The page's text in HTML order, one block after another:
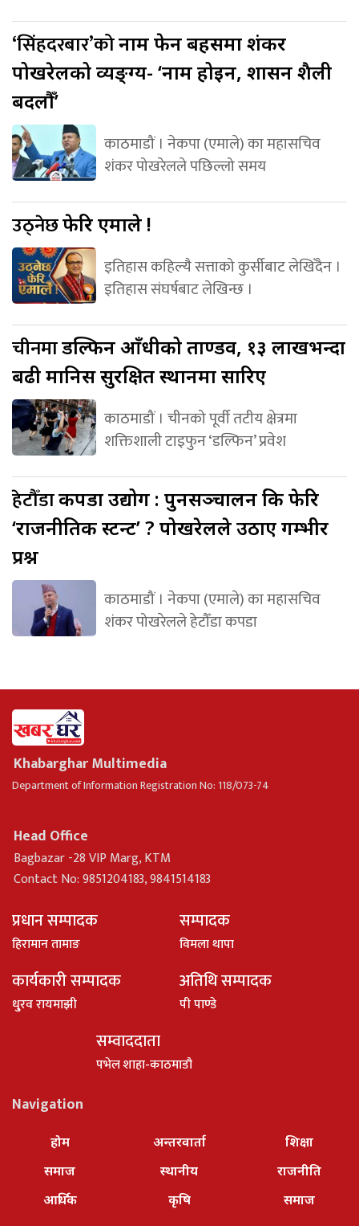
‘सिंहदरबार’कोनाम फेर्ने बहसमा शंकर
पोखरेलको व्यङ्ग्य- ‘नाम होइन, शासन शैली
बदलौँ’
काठमाडौं । नेकपा (एमाले) का महासचिव
शंकर पोखरेलले पछिल्लो समय
उठ्नेछफेरि एमाले !
इतिहास कहिल्यै सत्ताको कुर्सीबाट लेखिँदैन ।
इतिहास संघर्षबाट लेखिन्छ ।
चीनमाडल्फिन आँधीको ताण्डव, १३ लाखभन्दा
बढी मानिस सुरक्षित स्थानमा सारिए
काठमाडौं । चीनको पूर्वी तटीय क्षेत्रमा
शक्तिशाली टाइफुन ‘डल्फिन’ प्रवेश
हेटौँडाकपडा उद्योग : पुनसञ्चालन कि फेरि
‘राजनीतिक स्टन्ट’ ? पोखरेलले उठाए गम्भीर
प्रश्न
काठमाडौं । नेकपा (एमाले) का महासचिव
शंकर पोखरेलले हेटौँडा कपडा
Khabarghar Multimedia
Department of Information Registration No: 118/073-74
Head Office
Bagbazar -28 VIP Marg, KTM
Contact No: 9851204183, 9841514183
प्रधान सम्पादक
हिरामान तामाङ
सम्पादक
विमला थापा
कार्यकारी सम्पादक
धु्रव रायमाझी
अतिथि सम्पादक
पी पाण्डे
सम्वाददाता
पभेल शाहा-काठमाडौ
Navigation
होम
समाज
आर्थिक
अन्तरवार्ता
स्थानीय
कृषि
शिक्षा
राजनीति
समाज